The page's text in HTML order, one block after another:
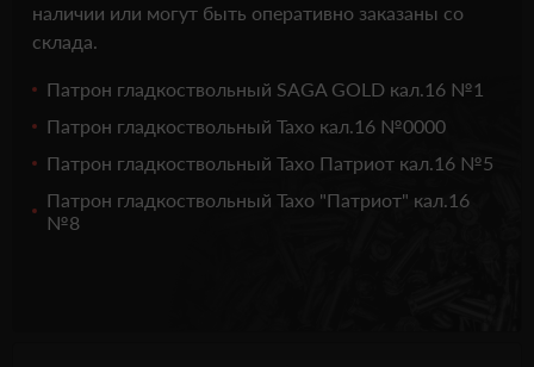
наличии или могут быть оперативно заказаны со
склада.
Патрон гладкоствольный SAGA GOLD кал.16 №1
Патрон гладкоствольный Тахо кал.16 №0000
Патрон гладкоствольный Тахо Патриот кал.16 №5
Патрон гладкоствольный Тахо "Патриот" кал.16
№8